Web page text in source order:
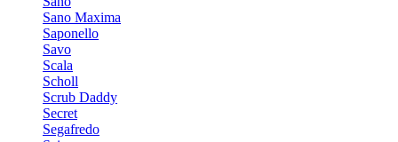
Sano Maxima
Saponello
Savo
Scala
Scholl
Scrub Daddy
Secret
Segafredo